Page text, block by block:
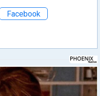
Facebook